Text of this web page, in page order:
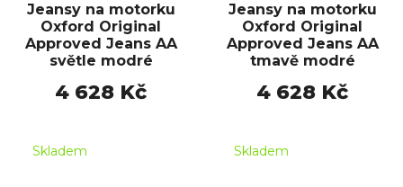
Jeansy na motorku
Oxford Original
Approved Jeans AA
světle modré
4 628 Kč
Skladem
Jeansy na motorku
Oxford Original
Approved Jeans AA
tmavě modré
4 628 Kč
Skladem